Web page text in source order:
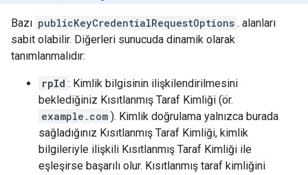
Bazı publicKeyCredentialRequestOptions . alanları
sabit olabilir. Diğerleri sunucuda dinamik olarak
tanımlanmalıdır:
rpId : Kimlik bilgisinin ilişkilendirilmesini
beklediğiniz Kısıtlanmış Taraf Kimliği (ör.
example.com ). Kimlik doğrulama yalnızca burada
sağladığınız Kısıtlanmış Taraf Kimliği, kimlik
bilgileriyle ilişkili Kısıtlanmış Taraf Kimliği ile
eşleşirse başarılı olur. Kısıtlanmış taraf kimliğini